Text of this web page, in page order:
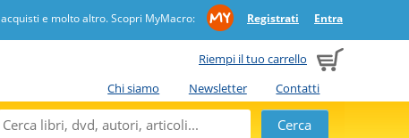
e molto altro. Scopri MyMacro: Registrati Entra
Riempi il tuo carrello
Chi siamo
Newsletter Contatti